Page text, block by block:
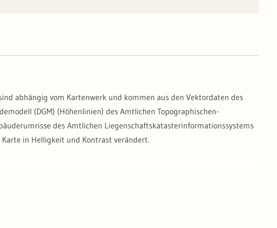
abhängig vom Kartenwerk und kommen aus den Vektordaten des
(DGM) (Höhenlinien) des Amtlichen Topographischen-
des Amtlichen Liegenschaftskatasterinformationssystems
Karte in Helligkeit und Kontrast verändert.